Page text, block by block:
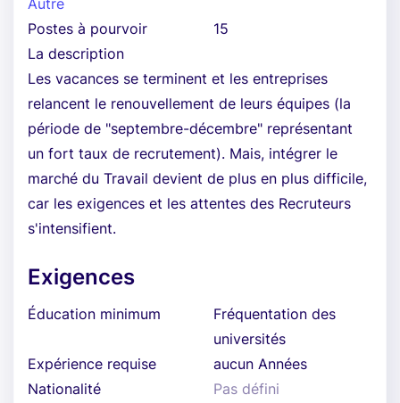
Autre
Postes à pourvoir
15
La description
Les vacances se terminent et les entreprises
relancent le renouvellement de leurs équipes (la
période de "septembre-décembre" représentant
un fort taux de recrutement). Mais, intégrer le
marché du Travail devient de plus en plus difficile,
car les exigences et les attentes des Recruteurs
s'intensifient.
Exigences
Éducation minimum
Fréquentation des
universités
Expérience requise
aucun Années
Nationalité
Pas défini